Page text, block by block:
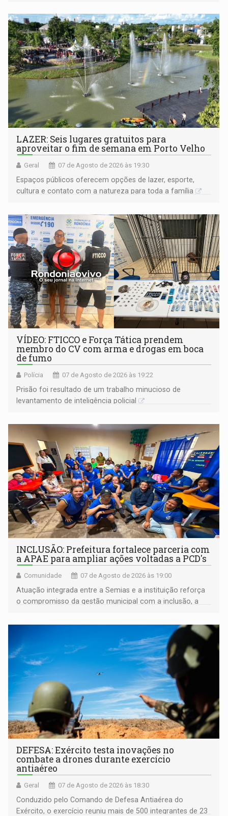
LAZER: Seis lugares gratuitos para
aproveitar o fim de semana em Porto Velho
Geral 07 de Agosto de 2026 às 19:30
Espaços públicos oferecem opções de lazer, esporte,
cultura e contato com a natureza para toda a família
VÍDEO: FTICCO e Força Tática prendem
membro do CV com arma e drogas em boca
de fumo
Polícia 07 de Agosto de 2026 às 19:22
Prisão foi resultado de um trabalho minucioso de
levantamento de inteligência policial
INCLUSÃO: Prefeitura fortalece parceria com
a APAE para ampliar ações voltadas a PCD's
Comunidade 07 de Agosto de 2026 às 19:00
Atuação integrada entre a Semias e a instituição reforça
o compromisso da gestão municipal com a inclusão, a
DEFESA: Exército testa inovações no
combate a drones durante exercício
antiaéreo
Geral 07 de Agosto de 2026 às 18:30
Conduzido pelo Comando de Defesa Antiaérea do
Exército, o exercício reuniu mais de 500 integrantes de 23